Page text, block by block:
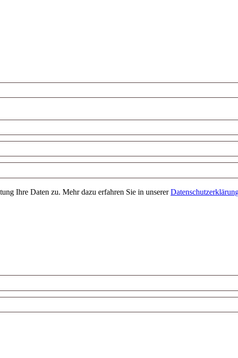
Ihre Daten zu. Mehr dazu erfahren Sie in unserer